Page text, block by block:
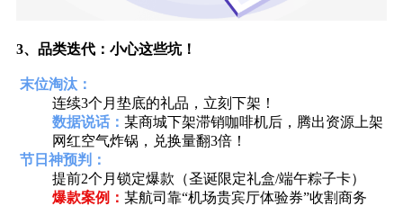
3、 品类迭代：小心这些坑！
末位淘汰‌：
连续3个月垫底的礼品，立刻下架！
数据说话‌： 某商城下架滞销咖啡机后，腾出资源上架
网红空气炸锅，兑换量翻3倍！
节日神预判‌：
提前2个月锁定爆款（圣诞限定礼盒/端午粽子卡）
爆款案例‌： 某航司靠“机场贵宾厅体验券”收割商务